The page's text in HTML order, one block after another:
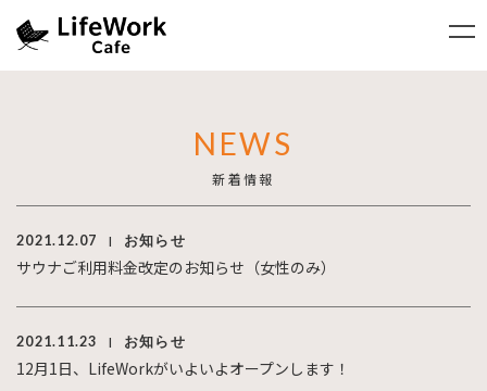
NEWS
新着情報
2021.12.07 | お知らせ
サウナご利用料金改定のお知らせ（女性のみ）
2021.11.23 | お知らせ
12月1日、LifeWorkがいよいよオープンします！